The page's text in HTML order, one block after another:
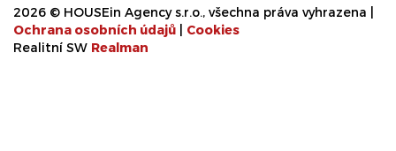
2026 © HOUSEin Agency s.r.o., všechna práva vyhrazena |
Ochrana osobních údajů
Cookies
Realitní SW Realman